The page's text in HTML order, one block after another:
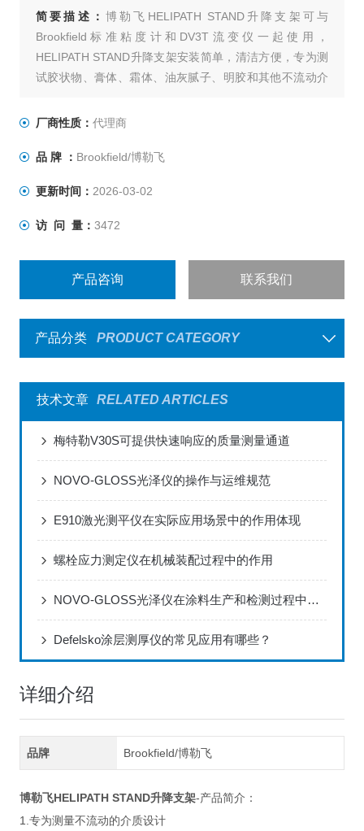
简要描述： 博勒飞HELIPATH STAND升降支架可与
Brookfield标准粘度计和DV3T流变仪一起使用，
HELIPATH STAND升降支架安装简单，清洁方便，专为测
试胶状物、膏体、霜体、油灰腻子、明胶和其他不流动介
厂商性质： 代理商
品 牌 ： Brookfield/博勒飞
更新时间： 2026-03-02
访 问 量： 3472
产品咨询 联系我们
产品分类 PRODUCT CATEGORY
技术文章 RELATED ARTICLES
梅特勒V30S可提供快速响应的质量测量通道
NOVO-GLOSS光泽仪的操作与运维规范
E910激光测平仪在实际应用场景中的作用体现
螺栓应力测定仪在机械装配过程中的作用
NOVO-GLOSS光泽仪在涂料生产和检测过程中的应用
Defelsko涂层测厚仪的常见应用有哪些？
详细介绍
品牌 Brookfield/博勒飞
博勒飞HELIPATH STAND升降支架-产品简介：
1.专为测量不流动的介质设计